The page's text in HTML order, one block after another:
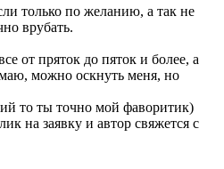
только по желанию, а так не
врубать.
от пряток до пяток и более, а
можно оскнуть меня, но
то ты точно мой фаворитик)
на заявку и автор свяжется с